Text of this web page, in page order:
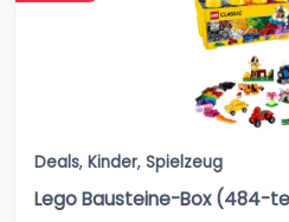
Deals, Kinder, Spielzeug
Lego Bausteine-Box (484-